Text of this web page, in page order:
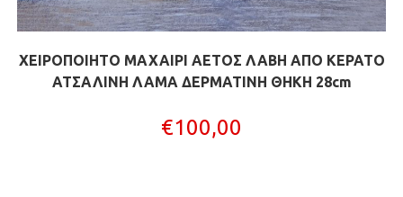
ΧΕΙΡΟΠΟΙΗΤΟ ΜΑΧΑΙΡΙ ΑΕΤΟΣ ΛΑΒΗ ΑΠΟ ΚΕΡΑΤΟ
ΑΤΣΑΛΙΝΗ ΛΑΜΑ ΔΕΡΜΑΤΙΝΗ ΘΗΚΗ 28cm
€100,00